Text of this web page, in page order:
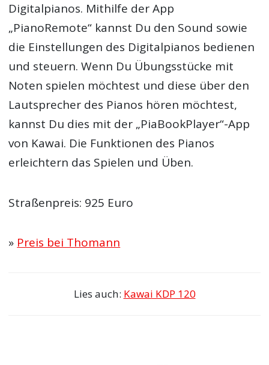
Digitalpianos. Mithilfe der App
„PianoRemote“ kannst Du den Sound sowie
die Einstellungen des Digitalpianos bedienen
und steuern. Wenn Du Übungsstücke mit
Noten spielen möchtest und diese über den
Lautsprecher des Pianos hören möchtest,
kannst Du dies mit der „PiaBookPlayer“-App
von Kawai. Die Funktionen des Pianos
erleichtern das Spielen und Üben.
Straßenpreis: 925 Euro
» Preis bei Thomann
Lies auch: Kawai KDP 120